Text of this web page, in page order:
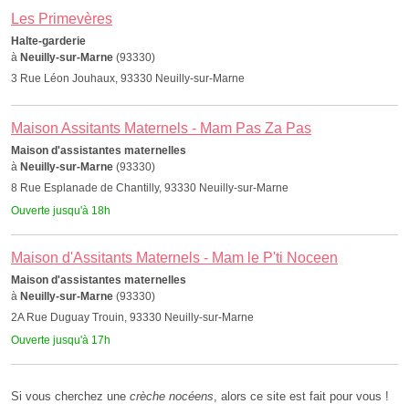
Les Primevères
Halte-garderie
à Neuilly-sur-Marne (93330)
3 Rue Léon Jouhaux, 93330 Neuilly-sur-Marne
Maison Assitants Maternels - Mam Pas Za Pas
Maison d'assistantes maternelles
à Neuilly-sur-Marne (93330)
8 Rue Esplanade de Chantilly, 93330 Neuilly-sur-Marne
Ouverte jusqu'à 18h
Maison d'Assitants Maternels - Mam le P'ti Noceen
Maison d'assistantes maternelles
à Neuilly-sur-Marne (93330)
2A Rue Duguay Trouin, 93330 Neuilly-sur-Marne
Ouverte jusqu'à 17h
Si vous cherchez une crèche nocéens, alors ce site est fait pour vous !